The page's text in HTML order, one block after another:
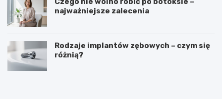
najważniejsze zalecenia
Rodzaje implantów zębowych – czym się
różnią?
T
K